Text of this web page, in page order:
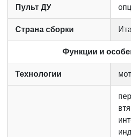
Пульт ДУ
Страна сборки
Функции и
Технологии